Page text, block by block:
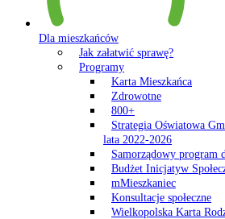
Dla mieszkańców
Jak załatwić sprawę?
Programy
Karta Mieszkańca
Zdrowotne
800+
Strategia Oświatowa
lata 2022-2026
Samorządowy program
Budżet Inicjatyw
mMieszkaniec
Konsultacje społeczne
Wielkopolska Karta